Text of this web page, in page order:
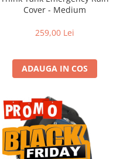
Cover - Medium
259,00 Lei
ADAUGA IN COS